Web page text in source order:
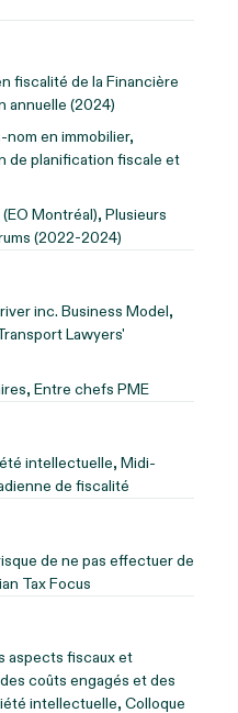
fiscalité de la Financière
annuelle (2024)
en immobilier,
de planification fiscale et
Montréal), Plusieurs
(2022-2024)
inc. Business Model,
Lawyers'
Entre chefs PME
intellectuelle, Midi-
de fiscalité
de ne pas effectuer de
Tax Focus
aspects fiscaux et
coûts engagés et des
intellectuelle, Colloque